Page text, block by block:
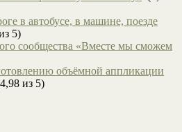
в автобусе, в машине, поезде
5)
сообщества «Вместе мы сможем
объёмной аппликации
из 5)